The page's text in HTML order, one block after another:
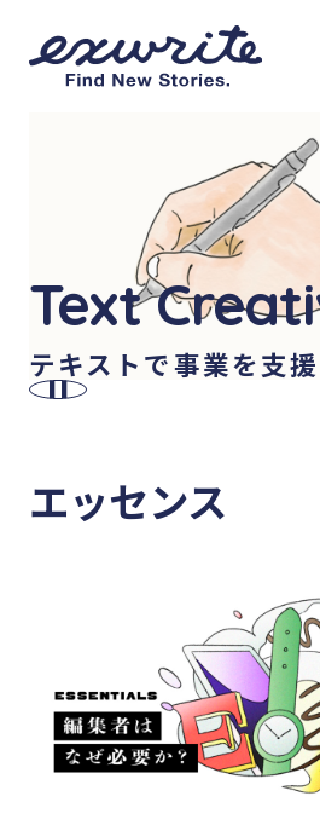
Text
テキストで事業を支
エッセンス